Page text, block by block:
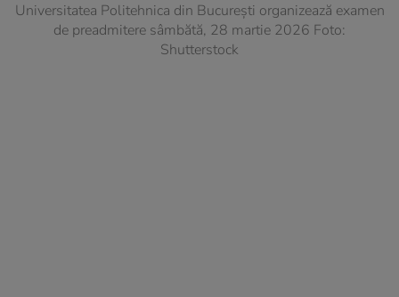
Universitatea Politehnica din București organizează examen
de preadmitere sâmbătă, 28 martie 2026 Foto:
Shutterstock